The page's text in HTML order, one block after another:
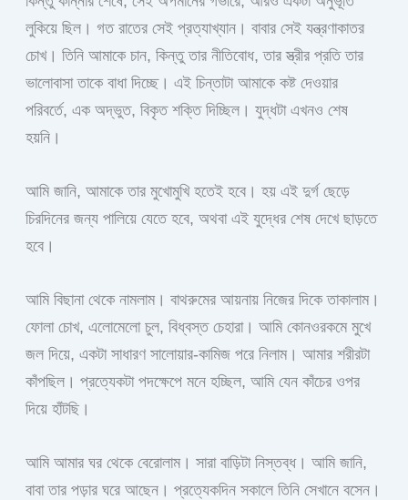
লুকিয়ে ছিল। গত রাতের সেই প্রত্যাখ্যান। বাবার সেই যন্ত্রণাকাতর
চোখ। তিনি আমাকে চান, কিন্তু তার নীতিবোধ, তার স্ত্রীর প্রতি তার
ভালোবাসা তাকে বাধা দিচ্ছে। এই চিন্তাটা আমাকে কষ্ট দেওয়ার
পরিবর্তে, এক অদ্ভুত, বিকৃত শক্তি দিচ্ছিল। যুদ্ধটা এখনও শেষ
হয়নি।
আমি জানি, আমাকে তার মুখোমুখি হতেই হবে। হয় এই দুর্গ ছেড়ে
চিরদিনের জন্য পালিয়ে যেতে হবে, অথবা এই যুদ্ধের শেষ দেখে ছাড়তে
হবে।
আমি বিছানা থেকে নামলাম। বাথরুমের আয়নায় নিজের দিকে তাকালাম।
ফোলা চোখ, এলোমেলো চুল, বিধ্বস্ত চেহারা। আমি কোনওরকমে মুখে
জল দিয়ে, একটা সাধারণ সালোয়ার-কামিজ পরে নিলাম। আমার শরীরটা
কাঁপছিল। প্রত্যেকটা পদক্ষেপে মনে হচ্ছিল, আমি যেন কাঁচের ওপর
দিয়ে হাঁটছি।
আমি আমার ঘর থেকে বেরোলাম। সারা বাড়িটা নিস্তব্ধ। আমি জানি,
বাবা তার পড়ার ঘরে আছেন। প্রত্যেকদিন সকালে তিনি সেখানে বসেন।